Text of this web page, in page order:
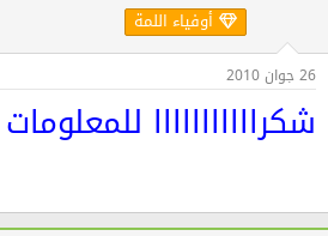
أوفياء اللمة
26 جوان 2010
شكرااااااااااا